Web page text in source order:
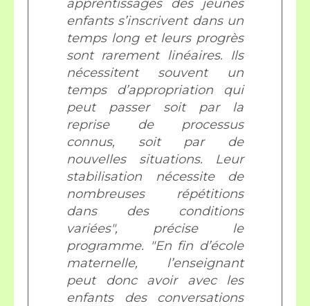
apprentissages des jeunes
enfants s’inscrivent dans un
temps long et leurs progrès
sont rarement linéaires. Ils
nécessitent souvent un
temps d’appropriation qui
peut passer soit par la
reprise de processus
connus, soit par de
nouvelles situations. Leur
stabilisation nécessite de
nombreuses répétitions
dans des conditions
variées", précise le
programme. "En fin d’école
maternelle, l’enseignant
peut donc avoir avec les
enfants des conversations